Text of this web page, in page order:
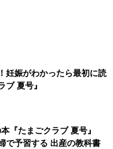
妊娠がわかったら最初に読
夏号』
『たまごクラブ 夏号』
で予習する 出産の教科書